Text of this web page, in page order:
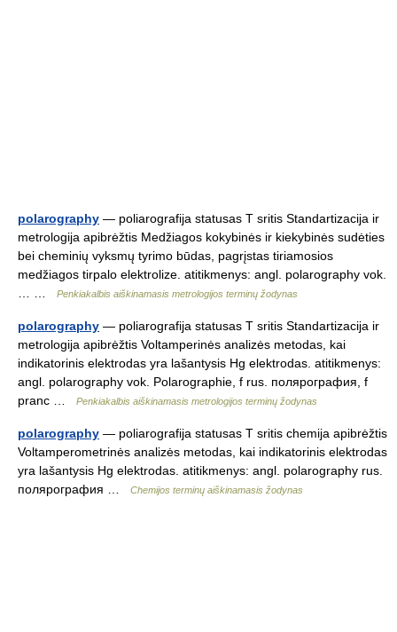
polarography — poliarografija statusas T sritis Standartizacija ir
metrologija apibrėžtis Medžiagos kokybinės ir kiekybinės sudėties
bei cheminių vyksmų tyrimo būdas, pagrįstas tiriamosios
medžiagos tirpalo elektrolize. atitikmenys: angl. polarography vok.
Penkiakalbis aiškinamasis metrologijos terminų žodynas
polarography — poliarografija statusas T sritis Standartizacija ir
metrologija apibrėžtis Voltamperinės analizės metodas, kai
indikatorinis elektrodas yra lašantysis Hg elektrodas. atitikmenys:
angl. polarography vok. Polarographie, f rus. полярография, f
pranc …
Penkiakalbis aiškinamasis metrologijos terminų žodynas
polarography — poliarografija statusas T sritis chemija apibrėžtis
Voltamperometrinės analizės metodas, kai indikatorinis elektrodas
yra lašantysis Hg elektrodas. atitikmenys: angl. polarography rus.
полярография …
Chemijos terminų aiškinamasis žodynas